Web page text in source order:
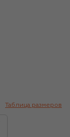
Таблица размеров